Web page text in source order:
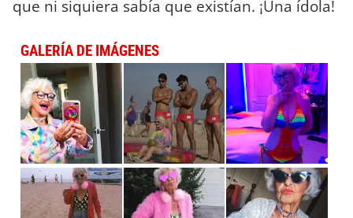
que ni siquiera sabía que existían. ¡Una ídola!
GALERÍA DE IMÁGENES